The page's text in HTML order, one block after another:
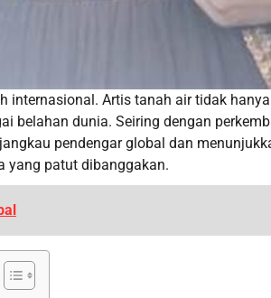
internasional. Artis tanah air tidak
belahan dunia. Seiring dengan
pendengar global dan
yang patut dibanggakan.